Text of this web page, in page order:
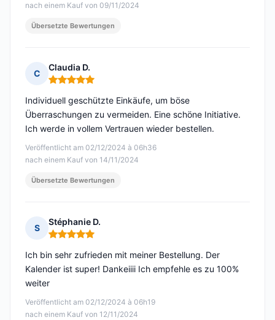
nach einem Kauf von 09/11/2024
Übersetzte Bewertungen
C
Claudia D.
Hinweis: 5 von 5
Veröffentlicht am 02/12/2024 à 06h36
nach einem Kauf von 14/11/2024
Individuell geschützte Einkäufe, um böse
Überraschungen zu vermeiden. Eine schöne Initiative.
Ich werde in vollem Vertrauen wieder bestellen.
Übersetzte Bewertungen
S
Stéphanie D.
Hinweis: 5 von 5
Veröffentlicht am 02/12/2024 à 06h19
nach einem Kauf von 12/11/2024
Ich bin sehr zufrieden mit meiner Bestellung. Der
Kalender ist super! Dankeiiii Ich empfehle es zu 100%
weiter